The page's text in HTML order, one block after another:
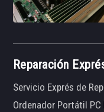
Reparación
Servicio Exprés de
Ordenador Portátil PC